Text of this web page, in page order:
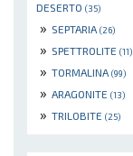
DESERTO (35)
» SEPTARIA (26)
» SPETTROLITE (11)
» TORMALINA (99)
» ARAGONITE (13)
» TRILOBITE (25)